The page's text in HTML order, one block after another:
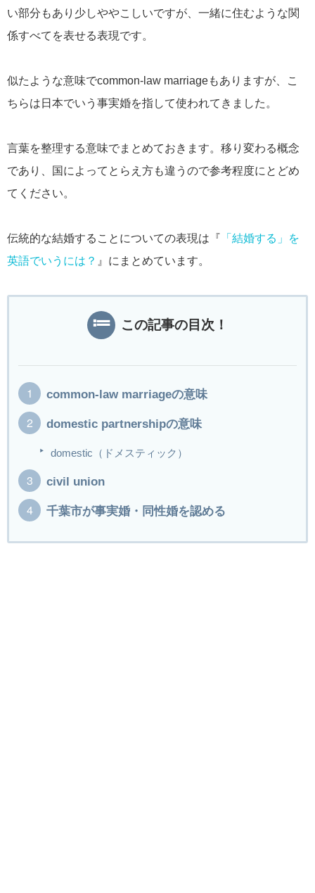
い部分もあり少しややこしいですが、一緒に住むような関
係すべてを表せる表現です。
似たような意味でcommon-law marriageもありますが、こ
ちらは日本でいう事実婚を指して使われてきました。
言葉を整理する意味でまとめておきます。移り変わる概念
であり、国によってとらえ方も違うので参考程度にとどめ
てください。
伝統的な結婚することについての表現は『 「結婚する」を
英語でいうには？ 』にまとめています。
この記事の目次！
common-law marriageの意味
domestic partnershipの意味
domestic（ドメスティック）
civil union
千葉市が事実婚・同性婚を認める